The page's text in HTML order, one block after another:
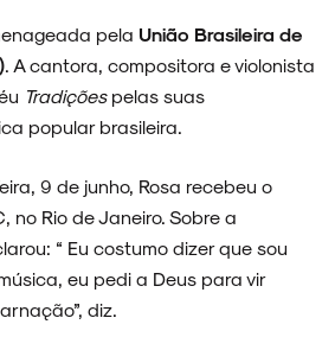
pela União Brasileira de
. A cantora, compositora e violonista
Tradições pelas suas
popular brasileira.
9 de junho, Rosa recebeu o
no Rio de Janeiro. Sobre a
“ Eu costumo dizer que sou
eu pedi a Deus para vir
diz.